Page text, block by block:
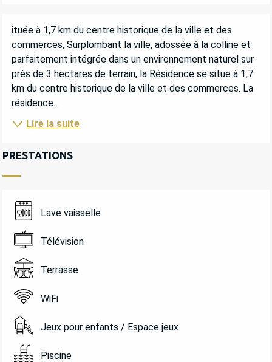
DESCRIPTION
ituée à 1,7 km du centre historique de la ville et des
commerces, Surplombant la ville, adossée à la colline et
parfaitement intégrée dans un environnement naturel sur
près de 3 hectares de terrain, la Résidence se situe à 1,7
km du centre historique de la ville et des commerces. La
résidence...
Lire la suite
PRESTATIONS
Lave vaisselle
Télévision
Terrasse
WiFi
Jeux pour enfants / Espace jeux
Piscine